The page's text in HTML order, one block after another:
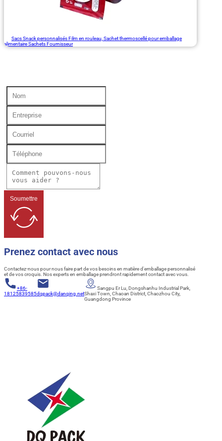
Sacs Snack personnalisés Film en rouleau, Sachet thermoscellé pour emballage
alimentaire Sachets Fournisseur
Soumettre
Prenez contact avec nous
Contactez-nous pour nous faire part de vos besoins en matière d'emballage personnalisé
et de vos croquis. Nos experts en emballage prendront rapidement contact avec vous.
+86-
18125839585dqpack@danqing.net
Sangpu Er Lu, Dongshanhu Industrial Park,
Shaxi Town, Chaoan District, Chaozhou City,
Guangdong Province